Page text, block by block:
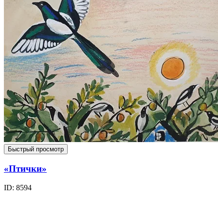
Быстрый просмотр
«Птички»
ID: 8594